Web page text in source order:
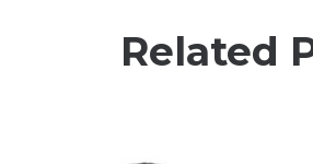
Related